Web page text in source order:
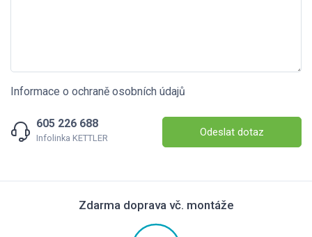
Informace o ochraně osobních údajů
605 226 688
Infolinka KETTLER Odeslat dotaz
Zdarma doprava vč. montáže